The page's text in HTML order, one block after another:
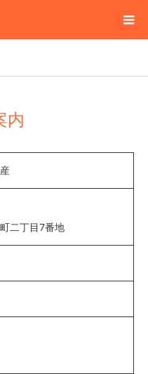
内
二丁目7番地